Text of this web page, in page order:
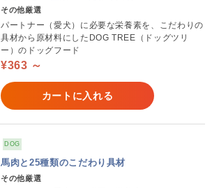
その他厳選
パートナー（愛犬）に必要な栄養素を、こだわりの
具材から原材料にしたDOG TREE（ドッグツリ
ー）のドッグフード
¥363 ～
カートに入れる
DOG
馬肉と25種類のこだわり具材
その他厳選